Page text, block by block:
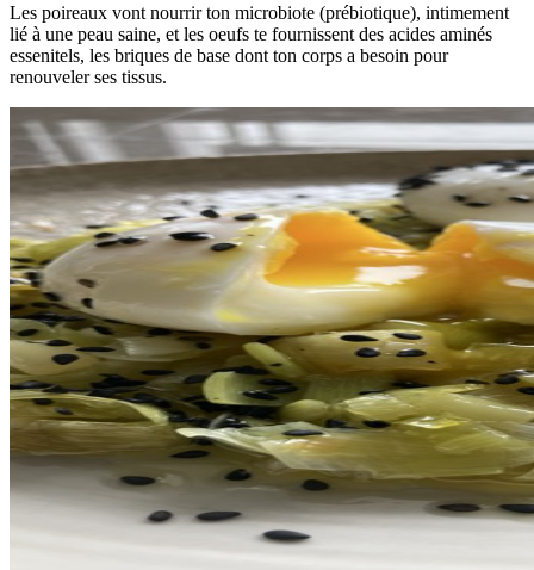
Les poireaux vont nourrir ton microbiote (prébiotique), intimement
lié à une peau saine, et les oeufs te fournissent des acides aminés
essenitels, les briques de base dont ton corps a besoin pour
renouveler ses tissus.